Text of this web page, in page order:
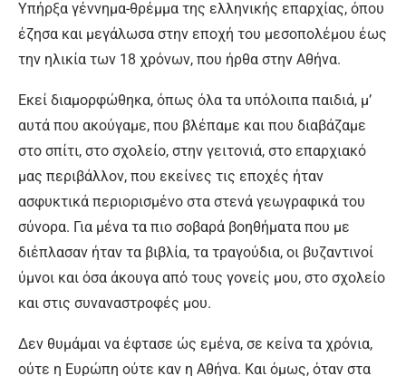
Υπήρξα γέννημα-θρέμμα της ελληνικής επαρχίας, όπου
έζησα και μεγάλωσα στην εποχή του μεσοπολέμου έως
την ηλικία των 18 χρόνων, που ήρθα στην Αθήνα.
Εκεί διαμορφώθηκα, όπως όλα τα υπόλοιπα παιδιά, μ’
αυτά που ακούγαμε, που βλέπαμε και που διαβάζαμε
στο σπίτι, στο σχολείο, στην γειτονιά, στο επαρχιακό
μας περιβάλλον, που εκείνες τις εποχές ήταν
ασφυκτικά περιορισμένο στα στενά γεωγραφικά του
σύνορα. Για μένα τα πιο σοβαρά βοηθήματα που με
διέπλασαν ήταν τα βιβλία, τα τραγούδια, οι βυζαντινοί
ύμνοι και όσα άκουγα από τους γονείς μου, στο σχολείο
και στις συναναστροφές μου.
Δεν θυμάμαι να έφτασε ώς εμένα, σε κείνα τα χρόνια,
ούτε η Ευρώπη ούτε καν η Αθήνα. Και όμως, όταν στα